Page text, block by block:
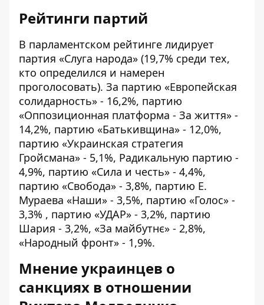
Рейтинги партий
В парламентском рейтинге лидирует
партия «Слуга народа» (19,7% среди тех,
кто определился и намерен
проголосовать). За партию «Европейская
солидарность» - 16,2%, партию
«Оппозиционная платформа - За життя» -
14,2%, партию «Батькивщина» - 12,0%,
партию «Украинская стратегия
Гройсмана» - 5,1%, Радикальную партию -
4,9%, партию «Сила и честь» - 4,4%,
партию «Свобода» - 3,8%, партию Е.
Мураева «Наши» - 3,5%, партию «Голос» -
3,3% , партию «УДАР» - 3,2%, партию
Шария - 3,2%, «За майбутнє» - 2,8%,
«Народный фронт» - 1,9%.
Мнение украинцев о
санкциях в отношении